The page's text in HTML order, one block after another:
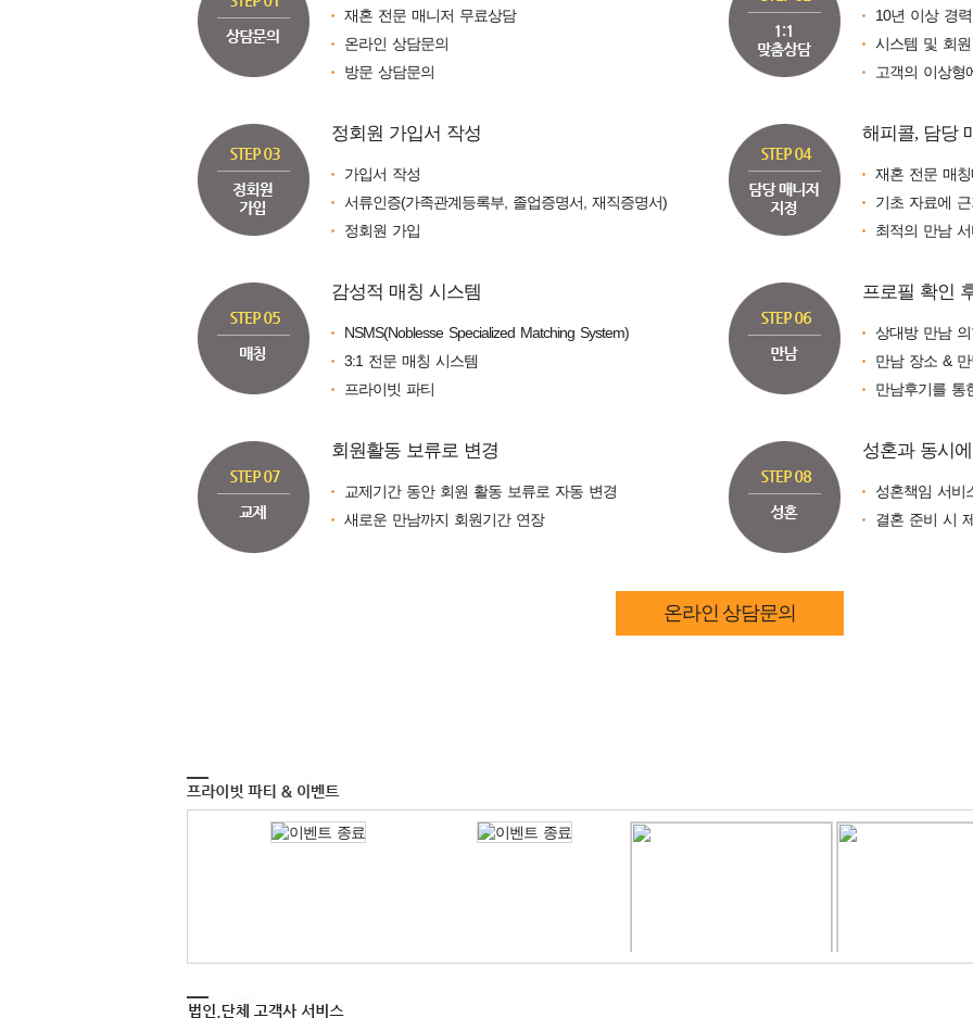
재혼 전문 매니저 무료상담
온라인 상담문의
방문 상담문의
10년 이상 경
시스템 및 회
고객의 이상형
정회원 가입서 작성
가입서 작성
서류인증(가족관계등록부, 졸업증명서, 재직증명서)
정회원 가입
해피콜, 담당
재혼 전문 매
기초 자료에
최적의 만남
감성적 매칭 시스템
NSMS(Noblesse Specialized Matching System)
3:1 전문 매칭 시스템
프라이빗 파티
프로필 확인
상대방 만남
만남 장소 &
만남후기를 통
회원활동 보류로 변경
교제기간 동안 회원 활동 보류로 자동 변경
새로운 만남까지 회원기간 연장
성혼과 동시
성혼책임 서비
결혼 준비 시
온라인 상담문의